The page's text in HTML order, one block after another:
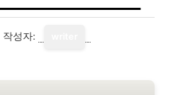
작성자: